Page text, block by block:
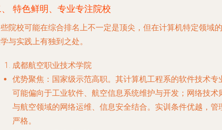
特色鲜明、专业专注院校
院校可能在综合排名上不一定是顶尖，但在计算机特定领域的
与实践上有独到之处。
成都航空职业技术学院
优势聚焦 ：国家级示范高职。其计算机工程系的软件技术专
可能偏向于工业软件、航空信息系统维护与开发；网络技术
与航空领域的网络运维、信息安全结合。实训条件优越，管
严格。